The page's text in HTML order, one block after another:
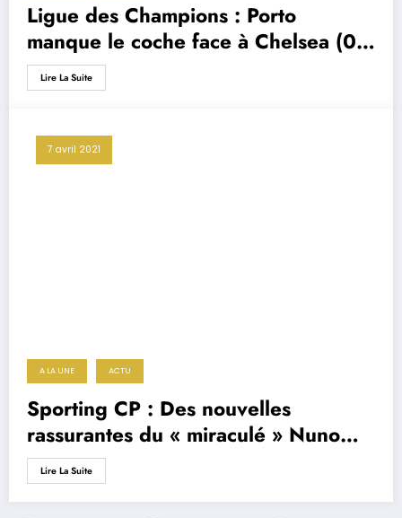
Ligue des Champions : Porto
manque le coche face à Chelsea (0-
2)Lire La Suite
7 avril 2021
A LA UNE ACTU
Sporting CP : Des nouvelles
rassurantes du « miraculé » Nuno
Mendes
Lire La Suite